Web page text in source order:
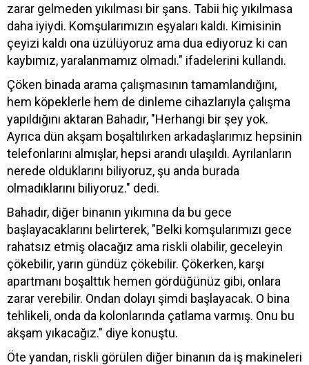
zarar gelmeden yıkılması bir şans. Tabii hiç yıkılmasa
daha iyiydi. Komşularımızın eşyaları kaldı. Kimisinin
çeyizi kaldı ona üzülüyoruz ama dua ediyoruz ki can
kaybımız, yaralanmamız olmadı." ifadelerini kullandı.
Çöken binada arama çalışmasının tamamlandığını,
hem köpeklerle hem de dinleme cihazlarıyla çalışma
yapıldığını aktaran Bahadır, "Herhangi bir şey yok.
Ayrıca dün akşam boşaltılırken arkadaşlarımız hepsinin
telefonlarını almışlar, hepsi arandı ulaşıldı. Ayrılanların
nerede olduklarını biliyoruz, şu anda burada
olmadıklarını biliyoruz." dedi.
Bahadır, diğer binanın yıkımına da bu gece
başlayacaklarını belirterek, "Belki komşularımızı gece
rahatsız etmiş olacağız ama riskli olabilir, geceleyin
çökebilir, yarın gündüz çökebilir. Çökerken, karşı
apartmanı boşalttık hemen gördüğünüz gibi, onlara
zarar verebilir. Ondan dolayı şimdi başlayacak. O bina
tehlikeli, onda da kolonlarında çatlama varmış. Onu bu
akşam yıkacağız." diye konuştu.
Öte yandan, riskli görülen diğer binanın da iş makineleri